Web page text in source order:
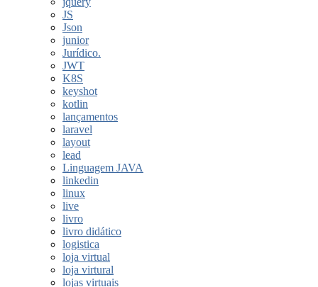
JS
Json
junior
Jurídico.
JWT
K8S
keyshot
kotlin
lançamentos
laravel
layout
lead
Linguagem JAVA
linkedin
linux
live
livro
livro didático
logistica
loja virtual
loja virtural
lojas virtuais